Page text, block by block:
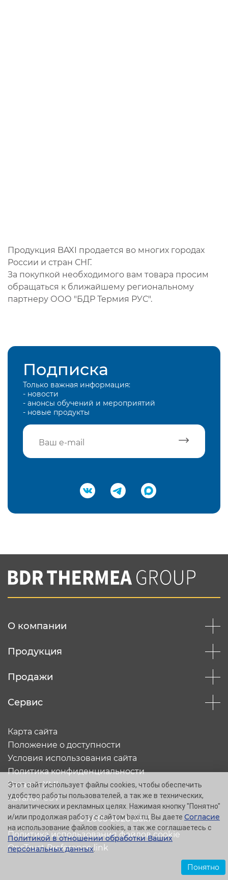
Продукция BAXI продается во многих городах
России и стран СНГ.
За покупкой необходимого вам товара просим
обращаться к ближайшему региональному
партнеру ООО "БДР Термия РУС".
Подписка
Только важная информация:
- новости
- анонсы обучений и мероприятий
- новые продукты
Подтвердить e-mail
Вы соглашаетесь с нашей политикой
конфеденциальности
О компании
Продукция
Продажи
Сервис
© 2005-2026 Baxi
Карта сайта
Положение о доступности
Условия использования сайта
Политика конфиденциальности
Каталог XML
Каталог CSV
Политика использования файлов cookie
OneTrust Preference link
Этот сайт использует файлы cookies, чтобы обеспечить
удобство работы пользователей, а так же в технических,
аналитических и рекламных целях. Нажимая кнопку "Понятно"
и/или продолжая работу с сайтом baxi.ru, Вы даете Согласие
на использование файлов cookies, а так же соглашаетесь с
Политикой в отношении обработки Ваших
персональных данных.
Понятно